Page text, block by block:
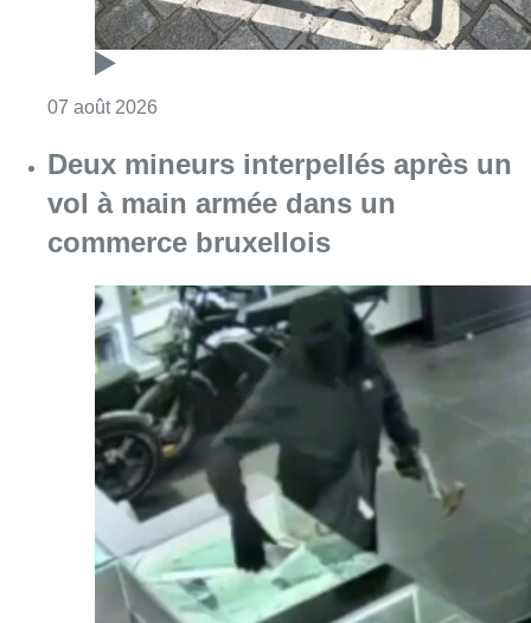
07 août 2026
Deux mineurs interpellés après un
vol à main armée dans un
commerce bruxellois